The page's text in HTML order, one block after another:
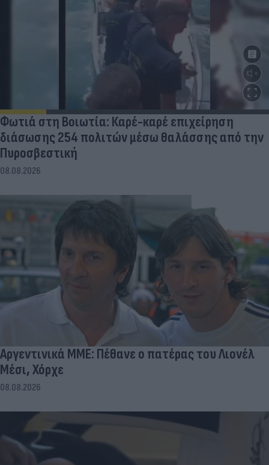
Φωτιά στη Βοιωτία: Καρέ-καρέ επιχείρηση
διάσωσης 254 πολιτών μέσω θαλάσσης από την
Πυροσβεστική
08.08.2026
Αργεντινικά ΜΜΕ: Πέθανε ο πατέρας του Λιονέλ
Μέσι, Χόρχε
08.08.2026